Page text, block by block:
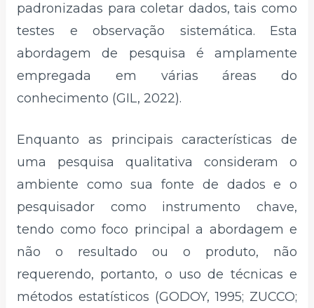
padronizadas para coletar dados, tais como
testes e observação sistemática. Esta
abordagem de pesquisa é amplamente
empregada em várias áreas do
conhecimento (GIL, 2022).
Enquanto as principais características de
uma pesquisa qualitativa consideram o
ambiente como sua fonte de dados e o
pesquisador como instrumento chave,
tendo como foco principal a abordagem e
não o resultado ou o produto, não
requerendo, portanto, o uso de técnicas e
métodos estatísticos (GODOY, 1995; ZUCCO;